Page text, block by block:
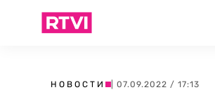
НОВОСТИ | 07.09.2022 / 17:13